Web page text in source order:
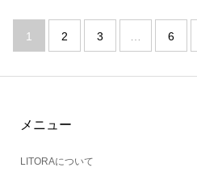
1 2 3 … 6
メニュー
LITORAについて